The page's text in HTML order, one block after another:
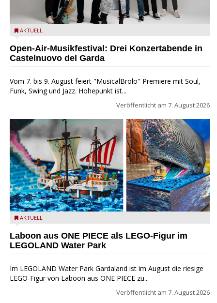
Castelnuovo del Garda: Die "Dirotta su Cuba" zu Gast beim
AKTUELL
Open-Air-Musikfestival: Drei Konzertabende in
Castelnuovo del Garda
Vom 7. bis 9. August feiert "MusicalBrolo" Premiere mit Soul,
Funk, Swing und Jazz. Höhepunkt ist...
Veröffentlicht am 7. August 2026
Laboon aus ONE PIECE als LEGO-Figur im LEGOLAND Water
AKTUELL
Laboon aus ONE PIECE als LEGO-Figur im
LEGOLAND Water Park
Im LEGOLAND Water Park Gardaland ist im August die riesige
LEGO-Figur von Laboon aus ONE PIECE zu...
Veröffentlicht am 7. August 2026